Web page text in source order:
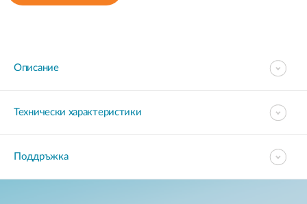
Описание
Технически характеристики
Поддръжка